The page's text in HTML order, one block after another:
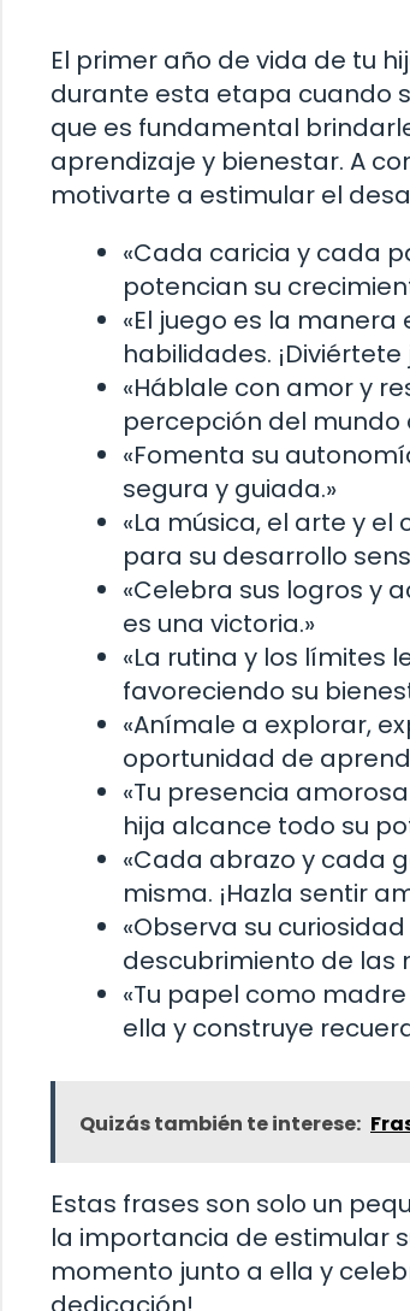
El primer año de vida de tu
durante esta etapa cuando
que es fundamental
aprendizaje y bienestar. A
motivarte a estimular el
«Cada caricia y cada
potencian su
«El juego es la
habilidades.
«Háblale con amor y
percepción del mundo
«Fomenta su
segura y guiada.»
«La música, el arte y
para su desarrollo
«Celebra sus logros y
es una victoria.»
«La rutina y los límites
favoreciendo su
«Anímale a explorar,
oportunidad de
«Tu presencia
hija alcance todo su
«Cada abrazo y cada
misma. ¡Hazla sentir
«Observa su
descubrimiento de las
«Tu papel como
ella y construye
Quizás también te interese:
Estas frases son solo un
la importancia de estimular
momento junto a ella y